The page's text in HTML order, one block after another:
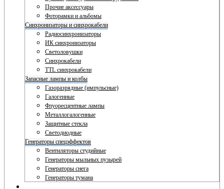
Прочие аксессуары
Фоторамки и альбомы
Синхронизаторы и синхрокабели
Радиосинхронизаторы
ИК синхронизаторы
Светоловушки
Синхрокабели
TTL синхрокабели
Запасные лампы и колбы
Газоразрядные (импульсные)
Галогенные
Флуоресцентные лампы
Металлогалогенные
Защитные стекла
Светодиодные
Генераторы спецэффектов
Вентиляторы студийные
Генераторы мыльных пузырей
Генераторы снега
Генераторы тумана